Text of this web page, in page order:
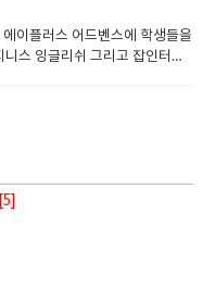
이플러스 어드벤스에 학생들을
스 잉글리쉬 그리고 잡인터뷰
입니다
[5]